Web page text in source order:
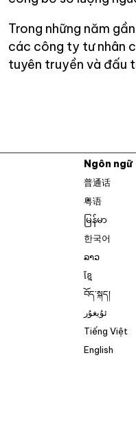
Trong những năm
các công ty tư nhân
tuyên truyền và đấu
Ngôn ngữ
普通话
粤语
မြန်မာ
한국어
ລາວ
ខ្មែ
བོད་སྐད།
ئۇيغۇر
Tiếng Việt
English